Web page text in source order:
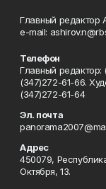
Главный
e-mail:
Телефон
Главный редактор:
(347)272-61-66.
(347)272-61-64
Эл. почта
Адрес
450079,
Октября, 13.